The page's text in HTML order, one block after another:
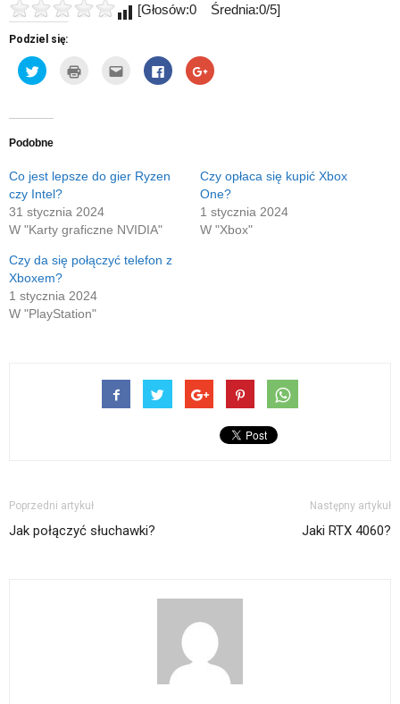
[Głosów:0 Średnia:0/5]
Podziel się:
Udostępnij
na
nowym
Kliknij
wydrukować(Otwiera
Kliknij,
wysłać
w
nowym
Click
to
share
Click
to
Podobne
Co jest lepsze do gier Ryzen
czy Intel?
31 stycznia 2024
W "Karty graficzne NVIDIA"
Czy opłaca się kupić Xbox
One?
1 stycznia 2024
W "Xbox"
Czy da się połączyć telefon z
Xboxem?
1 stycznia 2024
W "PlayStation"
Poprzedni artykuł
Jak połączyć słuchawki?
Następny artykuł
Jaki RTX 4060?